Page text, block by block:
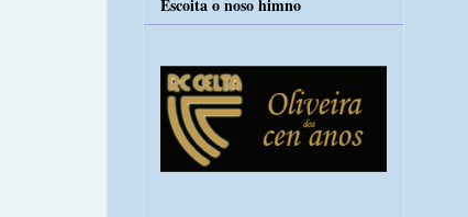
Escoita o noso himno